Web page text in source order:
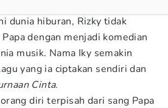
dunia hiburan, Rizky tidak
dengan menjadi komedian
musik. Nama Iky semakin
yang ia ciptakan sendiri dan
Cinta.
diri terpisah dari sang Papa